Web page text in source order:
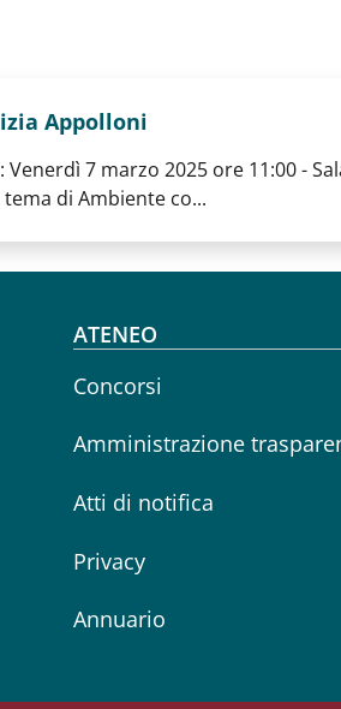
Appolloni
7 marzo 2025 ore 11:00 -
di Ambiente co...
Footer
ATENEO
Concorsi
Amministrazione
Atti di notifica
Privacy
Annuario